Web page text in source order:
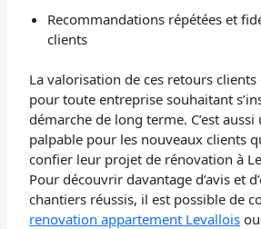
Recommandations répétées et
clients
La valorisation de ces retours
pour toute entreprise souhaitant
démarche de long terme. C’est
palpable pour les nouveaux clients
confier leur projet de rénovation à
Pour découvrir davantage d’avis et
chantiers réussis, il est possible de
renovation appartement Levallois